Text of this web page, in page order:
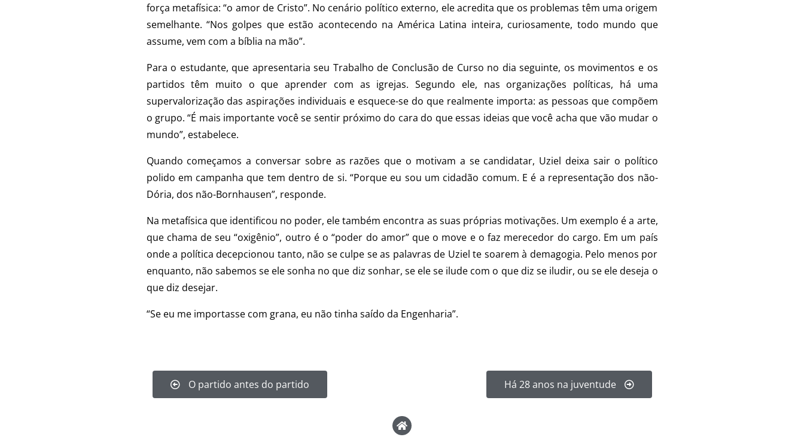
força metafísica: “o amor de Cristo”. No cenário político externo, ele acredita que os problemas têm uma origem
semelhante. “Nos golpes que estão acontecendo na América Latina inteira, curiosamente, todo mundo que
assume, vem com a bíblia na mão”.
Para o estudante, que apresentaria seu Trabalho de Conclusão de Curso no dia seguinte, os movimentos e os
partidos têm muito o que aprender com as igrejas. Segundo ele, nas organizações políticas, há uma
supervalorização das aspirações individuais e esquece-se do que realmente importa: as pessoas que compõem
o grupo. “É mais importante você se sentir próximo do cara do que essas ideias que você acha que vão mudar o
mundo”, estabelece.
Quando começamos a conversar sobre as razões que o motivam a se candidatar, Uziel deixa sair o político
polido em campanha que tem dentro de si. “Porque eu sou um cidadão comum. E é a representação dos não-
Dória, dos não-Bornhausen”, responde.
Na metafísica que identificou no poder, ele também encontra as suas próprias motivações. Um exemplo é a arte,
que chama de seu “oxigênio”, outro é o “poder do amor” que o move e o faz merecedor do cargo. Em um país
onde a política decepcionou tanto, não se culpe se as palavras de Uziel te soarem à demagogia. Pelo menos por
enquanto, não sabemos se ele sonha no que diz sonhar, se ele se ilude com o que diz se iludir, ou se ele deseja o
que diz desejar.
“Se eu me importasse com grana, eu não tinha saído da Engenharia”.
O partido antes do partido Há 28 anos na juventude